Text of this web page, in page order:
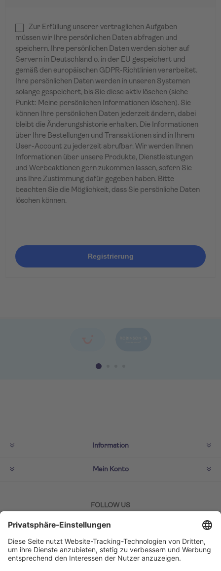
Zur Erfüllung unserer vertraglichen Aufgaben
müssen wir Ihre persönlichen Daten abfragen und
speichern. Ihre persönlichen Daten werden sicher auf
Servern in Deutschland o. in der EU gespeichert und
gemäß den europäischen GDPR-Richtlinien verarbeitet.
Ihre persönlichen Daten werden in unseren Systemen
solange gespeichert, bis Sie diese aktiv löschen (siehe
Punkt: Meine persönlichen Informationen löschen). Sie
können Ihre persönlichen Daten jederzeit ändern, dabei
bleibt die Änderungshistorie erhalten. Die Informationen
über Ihre Bestellungen und Transaktionen sind in Ihrem
User-Account zu jederzeit abrufbar. Wir werden Ihnen
Informationen über unsere Produkte, Dienstleistungen
und Werbeaktionen gern zukommen lassen, sofern Sie
uns Ihre Zustimmung dafür gegeben haben. Bitte
beachten Sie die Möglichkeit, dass Sie persönliche Daten
löschen können.
Registrierung
Information
Mein Konto
FOLLOW US
ZAHLMETHODEN